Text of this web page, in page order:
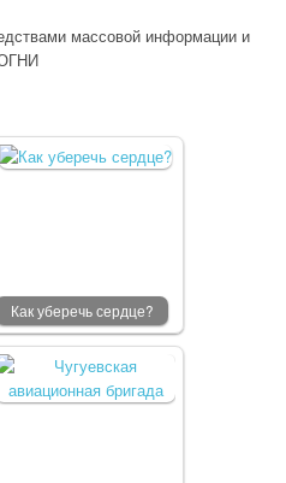
массовой информации и
Как уберечь сердце?